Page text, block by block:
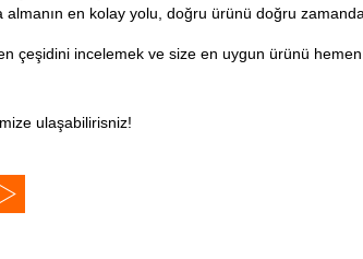
almanın en kolay yolu, doğru ürünü doğru
çeşidini incelemek ve size en uygun ürünü
ulaşabilirisniz!